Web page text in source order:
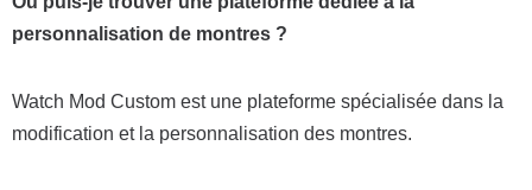
personnalisation de montres ?
Watch Mod Custom est une plateforme spécialisée dans la
modification et la personnalisation des montres.